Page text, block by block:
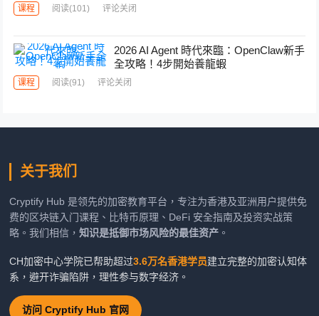
课程 阅读(101) 评论关闭
2026 AI Agent 時代來臨：OpenClaw新手
全攻略！4步開始養龍蝦
课程 阅读(91) 评论关闭
关于我们
Cryptify Hub 是领先的加密教育平台，专注为香港及亚洲用户提供免
费的区块链入门课程、比特币原理、DeFi 安全指南及投资实战策
略。我们相信，知识是抵御市场风险的最佳资产 。
CH加密中心学院已帮助超过3.6万名香港学员建立完整的加密认知体
系，避开诈骗陷阱，理性参与数字经济。
访问 Cryptify Hub 官网